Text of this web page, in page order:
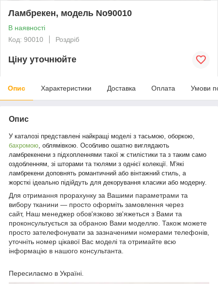
Ламбрекен, модель No90010
В наявності
Код: 90010
Роздріб
Ціну уточнюйте
Опис Характеристики Доставка Оплата Умови
Опис
У каталозі представлені найкращі моделі з тасьмою, оборкою,
бахромою , облямівкою. Особливо ошатно виглядають
ламбрекенени з підхопленнями такої ж стилістики та з таким само
оздобленням, зі шторами та тюлями з однієї колекції. М'які
ламбрекени доповнять романтичний або вінтажний стиль, а
жорсткі ідеально підійдуть для декорування класики або модерну.
Для отримання прорахунку за Вашими параметрами та
вибору тканини — просто оформіть замовлення через
сайт, Наш менеджер обов'язково зв'яжеться з Вами та
проконсультується за обраною Вами моделлю. Також можете
просто зателефонувати за зазначеними номерами телефонів,
уточніть номер цікавої Вас моделі та отримайте всю
інформацію в нашого консультанта.
Пересилаємо в Україні.